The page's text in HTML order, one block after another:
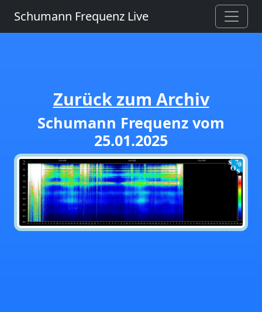
Schumann Frequenz Live
Zurück zum Archiv
Schumann Frequenz vom
25.01.2025